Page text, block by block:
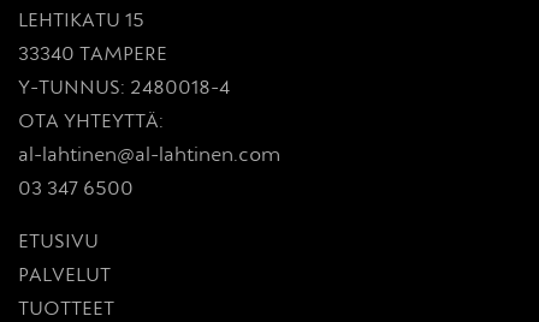
LEHTIKATU 15
33340 TAMPERE
Y-TUNNUS: 2480018-4
OTA YHTEYTTÄ:
al-lahtinen@al-lahtinen.com
03 347 6500
ETUSIVU
PALVELUT
TUOTTEET